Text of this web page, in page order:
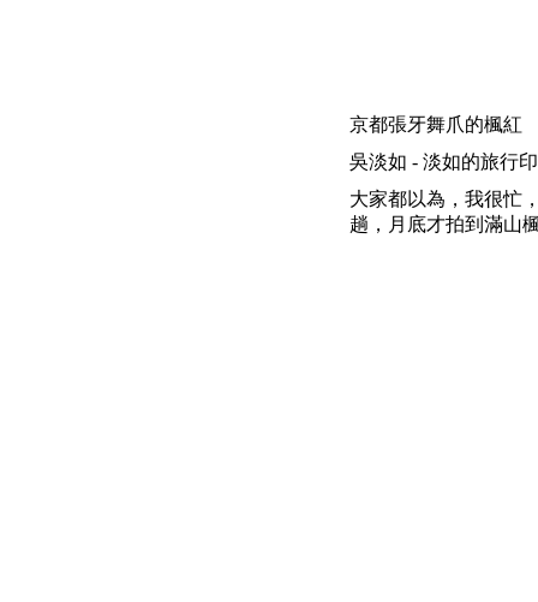
京都張牙舞爪的楓紅
吳淡如 - 淡如的旅行印
大家都以為，我很忙
趟，月底才拍到滿山